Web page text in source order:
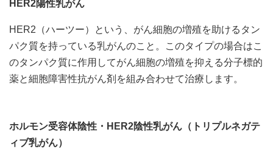
HER2陽性乳がん
HER2（ハーツー）という、がん細胞の増殖を助けるタン
パク質を持っている乳がんのこと。このタイプの場合はこ
のタンパク質に作用してがん細胞の増殖を抑える分子標的
薬と細胞障害性抗がん剤を組み合わせて治療します。
ホルモン受容体陰性・HER2陰性乳がん（トリプルネガテ
ィブ乳がん）